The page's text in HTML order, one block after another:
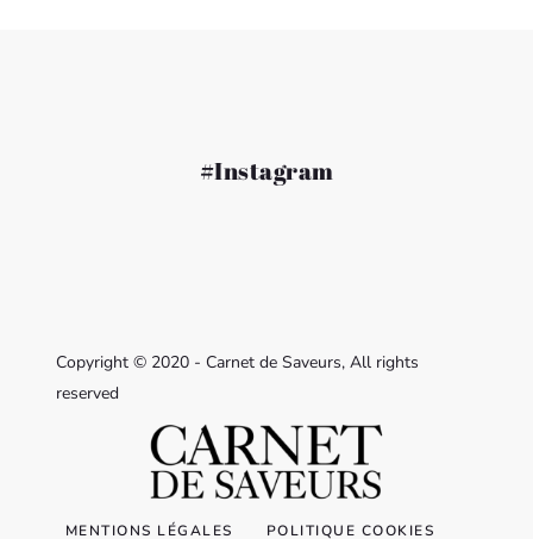
#Instagram
Copyright © 2020 - Carnet de Saveurs, All rights
reserved
MENTIONS LÉGALES POLITIQUE COOKIES